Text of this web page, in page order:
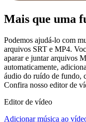
Mais que uma
Podemos ajudá-lo com
arquivos SRT e MP4.
aparar e juntar arquivos
automaticamente,
áudio do ruído de fundo,
Confira nosso editor de
Editor de vídeo
Adicionar música ao